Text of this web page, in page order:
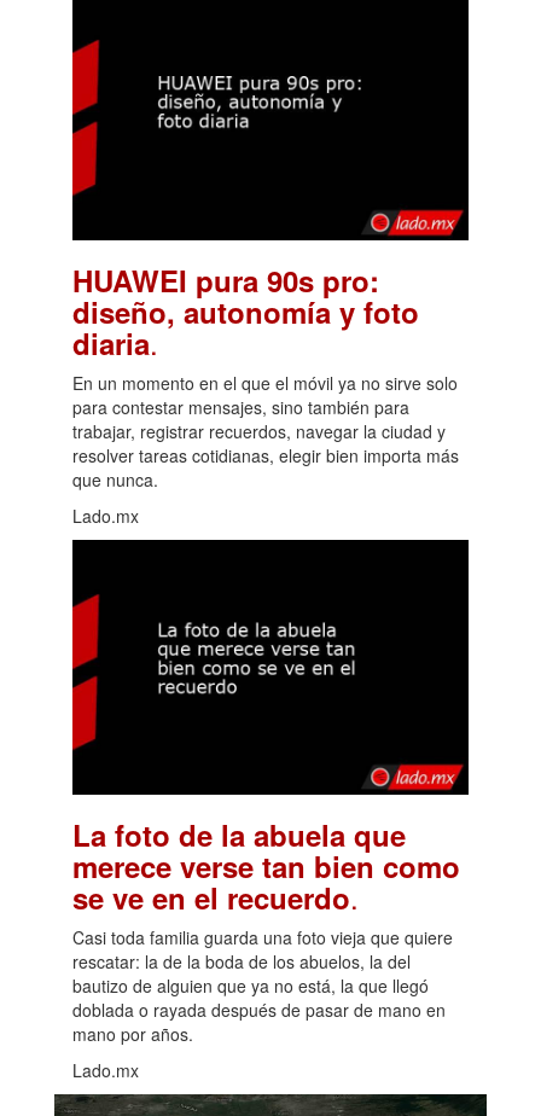
HUAWEI pura 90s pro:
diseño, autonomía y foto
diaria.
En un momento en el que el móvil ya no sirve solo
para contestar mensajes, sino también para
trabajar, registrar recuerdos, navegar la ciudad y
resolver tareas cotidianas, elegir bien importa más
que nunca.
Lado.mx
La foto de la abuela que
merece verse tan bien como
se ve en el recuerdo.
Casi toda familia guarda una foto vieja que quiere
rescatar: la de la boda de los abuelos, la del
bautizo de alguien que ya no está, la que llegó
doblada o rayada después de pasar de mano en
mano por años.
Lado.mx